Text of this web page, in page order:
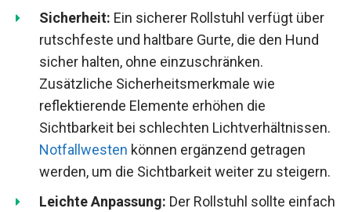
Sicherheit: Ein sicherer Rollstuhl verfügt über
rutschfeste und haltbare Gurte, die den Hund
sicher halten, ohne einzuschränken.
Zusätzliche Sicherheitsmerkmale wie
reflektierende Elemente erhöhen die
Sichtbarkeit bei schlechten Lichtverhältnissen.
Notfallwesten können ergänzend getragen
werden, um die Sichtbarkeit weiter zu steigern.
Leichte Anpassung: Der Rollstuhl sollte einfach